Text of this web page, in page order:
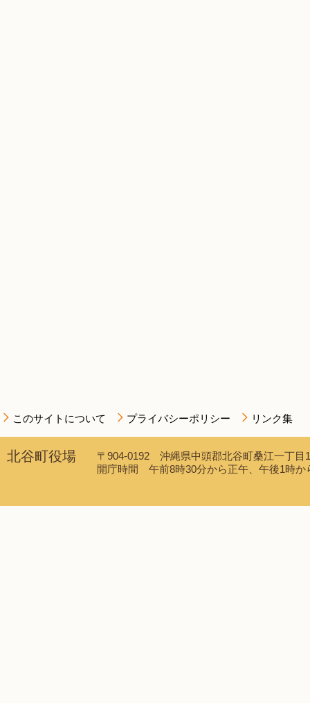
このサイトについて プライバシーポリシー リンク集
北谷町役場
〒904-0192 沖縄県中頭郡北谷町桑江一丁
開庁時間 午前8時30分から正午、午後1時か